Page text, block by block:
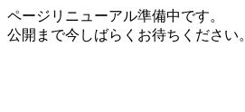
ページリニューアル準備中です。
公開まで今しばらくお待ちください。